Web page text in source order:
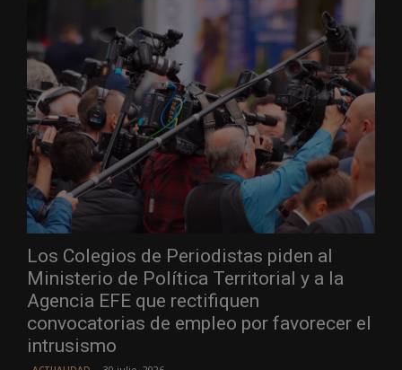
Los Colegios de Periodistas piden al
Ministerio de Política Territorial y a la
Agencia EFE que rectifiquen
convocatorias de empleo por favorecer el
intrusismo